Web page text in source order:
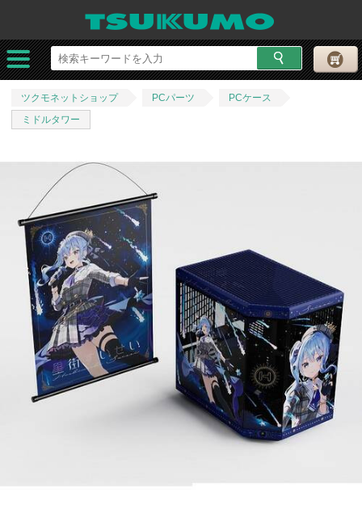
ツクモネットショップ PCパーツ
PCケース
ミドルタワー